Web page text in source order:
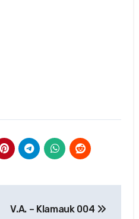
V.A. – Klamauk 004